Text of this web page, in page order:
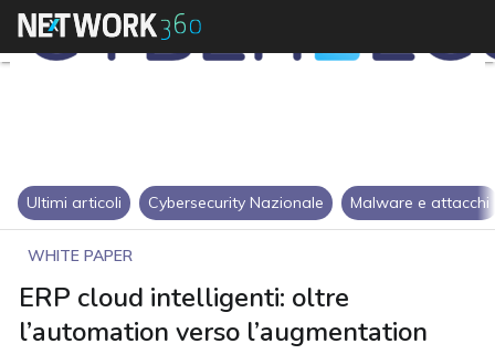
Ultimi articoli Cybersecurity Nazionale Malware e attacchi
WHITE PAPER
ERP cloud intelligenti: oltre
l’automation verso l’augmentation